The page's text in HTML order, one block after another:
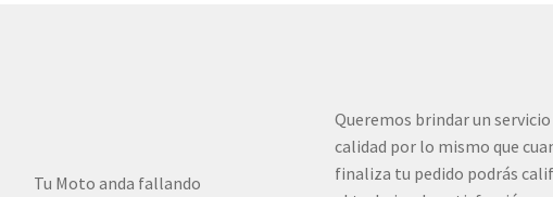
Tu Moto anda fallando
Queremos brindar un servicio
calidad por lo mismo que
finaliza tu pedido podrás